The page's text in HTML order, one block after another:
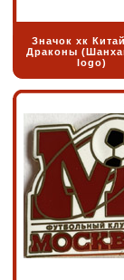
Значок хк
Драконы
logo)